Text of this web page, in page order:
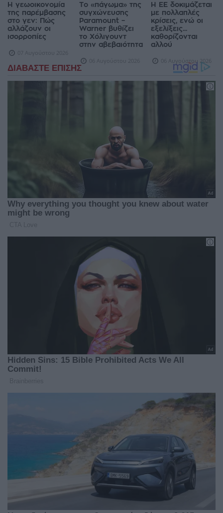
Η γεωοικονομία
της παρέμβασης
στο γεν: Πώς
αλλάζουν οι
ισορροπίες
07 Αυγούστου 2026
Το «πάγωμα» της
συγχώνευσης
Paramount –
Warner βυθίζει
το Χόλιγουντ
στην αβεβαιότητα
06 Αυγούστου 2026
Η ΕΕ δοκιμάζεται
με πολλαπλές
κρίσεις, ενώ οι
εξελίξεις...
καθορίζονται
αλλού
06 Αυγούστου 2026